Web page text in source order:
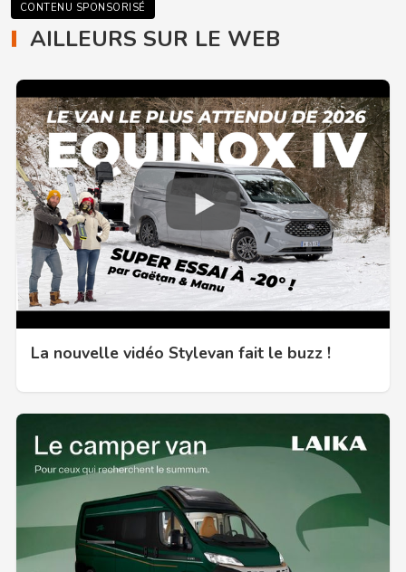
CONTENU SPONSORISÉ
AILLEURS SUR LE WEB
La nouvelle vidéo Stylevan fait le buzz !